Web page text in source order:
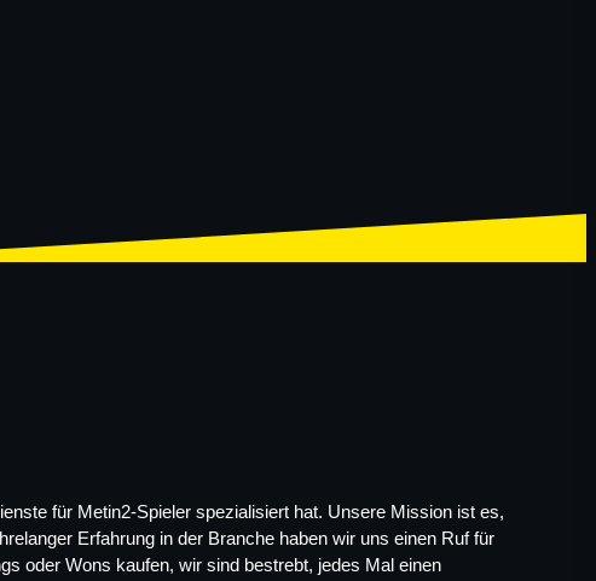
für Metin2-Spieler spezialisiert hat. Unsere Mission ist es,
Erfahrung in der Branche haben wir uns einen Ruf für
oder Wons kaufen, wir sind bestrebt, jedes Mal einen